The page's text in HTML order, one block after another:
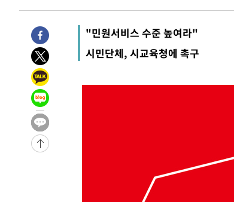
-9945초 전 >[속보]코스피, 6300선 재탈환…1.09% 오른
-7110초 전 >
시리아 다마스쿠스 교외에서 미니버스 폭발.. 14
-6408초 전 >
입추에도 극한더위…서울 낮 39도 '폭염중대경보'
-1372초 전 >
이란, 호르무즈서 "적국 목표물들"과 대치로 남
례 큰 폭발음
-30447초 전 >
-29320초 전 >
-29291초 전 >
-28313초 전 >
병태 후임
-24671초 전 >
[속보]국힘 윤리위, '돌려차기 발언' 진종오·
[속보] 7월 중국 수출 23.9%↑ 수입
[속보]'채상병 순직 책임' 임성근, 항소심도 징역
[속보]종합특검, '관저이전 봐주기 감사' 유병호
"민원서비스 수준 높여라"
시민단체, 시교육청에 촉구